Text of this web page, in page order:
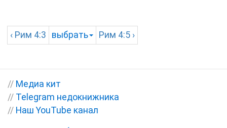
‹ Рим 4:3 выбрать Рим 4:5 ›
// Медиа кит
// Telegram недокнижника
// Наш YouTube канал